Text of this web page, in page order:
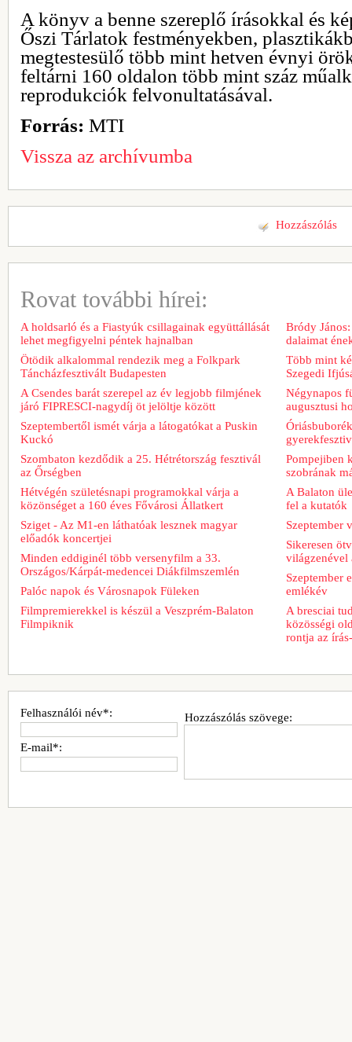
A könyv a benne szereplő írásokkal és
Őszi Tárlatok festményekben,
megtestesülő több mint hetven évnyi
feltárni 160 oldalon több mint száz
reprodukciók felvonultatásával.
Forrás: MTI
Vissza az archívumba
Hozzászólás
Rovat további hírei:
A holdsarló és a Fiastyúk csillagainak együttállását
lehet megfigyelni péntek hajnalban
Ötödik alkalommal rendezik meg a Folkpark
Táncházfesztivált Budapesten
A Csendes barát szerepel az év legjobb filmjének
járó FIPRESCI-nagydíj öt jelöltje között
Szeptembertől ismét várja a látogatókat a Puskin
Kuckó
Szombaton kezdődik a 25. Hétrétország fesztivál
az Őrségben
Hétvégén születésnapi programokkal várja a
közönséget a 160 éves Fővárosi Állatkert
Sziget - Az M1-en láthatóak lesznek magyar
előadók koncertjei
Minden eddiginél több versenyfilm a 33.
Országos/Kárpát-medencei Diákfilmszemlén
Palóc napok és Városnapok Füleken
Filmpremierekkel is készül a Veszprém-Balaton
Filmpiknik
Bródy
dalaimat
Több mint
Szegedi
Négynapos
augusztusi
Pompejiben
szobrának
A Balaton
fel a kutatók
Szeptember
Sikeresen
világzenével
Szeptember
emlékév
A bresciai
közösségi
rontja az
Hozzászólás szövege:
Felhasználói név*:
E-mail*: